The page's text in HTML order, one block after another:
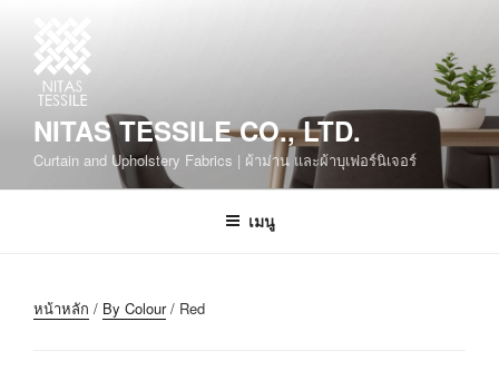
NITAS TESSILE CO., LTD.
Curtain and Upholstery Fabrics | ผ้าม่าน และผ้าบุเฟอร์นิเจอร์
เมนู
หน้าหลัก / By Colour/ Red